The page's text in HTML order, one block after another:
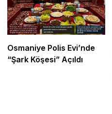
Osmaniye Polis Evi’nde
“Şark Köşesi” Açıldı